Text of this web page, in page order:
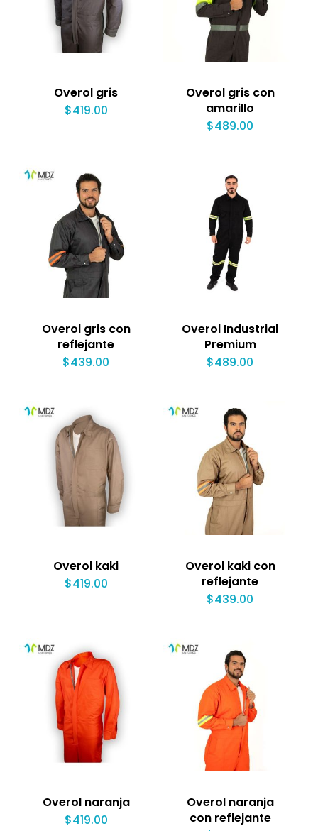
Overol gris
$419.00
Overol gris con
amarillo
$489.00
Overol gris con
reflejante
$439.00
Overol Industrial
Premium
$489.00
Overol kaki
$419.00
Overol kaki con
reflejante
$439.00
Overol naranja
$419.00
Overol naranja
con reflejante